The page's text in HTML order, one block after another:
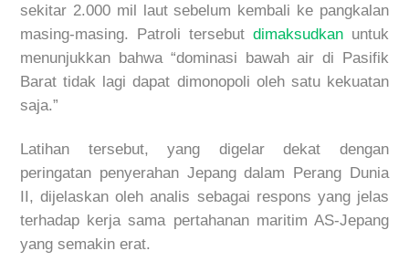
sekitar 2.000 mil laut sebelum kembali ke pangkalan
masing-masing. Patroli tersebut dimaksudkanuntuk
menunjukkan bahwa “dominasi bawah air di Pasifik
Barat tidak lagi dapat dimonopoli oleh satu kekuatan
saja.”
Latihan tersebut, yang digelar dekat dengan
peringatan penyerahan Jepang dalam Perang Dunia
II, dijelaskan oleh analis sebagai respons yang jelas
terhadap kerja sama pertahanan maritim AS-Jepang
yang semakin erat.